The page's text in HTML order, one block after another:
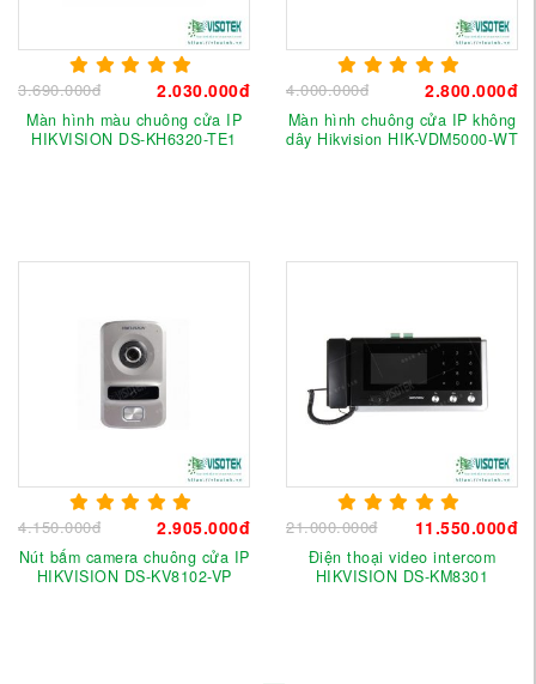
3.690.000đ 2.030.000đ
Màn hình màu chuông cửa IP
HIKVISION DS-KH6320-TE1
4.000.000đ 2.800.000đ
Màn hình chuông cửa IP không
dây Hikvision HIK-VDM5000-WT
4.150.000đ 2.905.000đ
Nút bấm camera chuông cửa IP
HIKVISION DS-KV8102-VP
21.000.000đ 11.550.000đ
Điện thoại video intercom
HIKVISION DS-KM8301